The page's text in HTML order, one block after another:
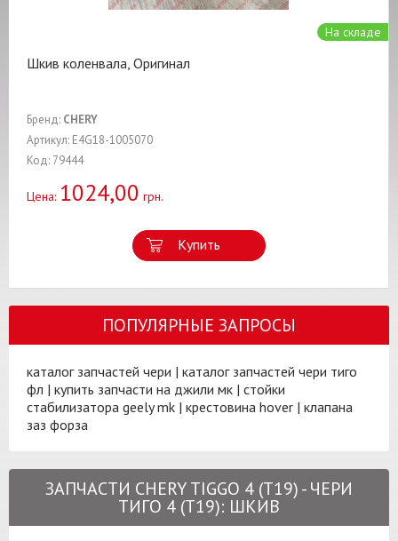
На складе
Шкив коленвала, Оригинал
Бренд: CHERY
Артикул: E4G18-1005070
Код: 79444
Цена: 1024,00 грн.
Купить
ПОПУЛЯРНЫЕ ЗАПРОСЫ
каталог запчастей чери | каталог запчастей чери тиго
фл | купить запчасти на джили мк | стойки
стабилизатора geely mk | крестовина hover | клапана
заз форза
ЗАПЧАСТИ CHERY TIGGO 4 (T19) - ЧЕРИ
ТИГО 4 (T19): ШКИВ